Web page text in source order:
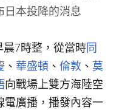
日本投降的消息
7時整，從當時同
、 華盛頓 、 倫敦 、 莫
向戰場上雙方海陸空
電廣播，播發內容一